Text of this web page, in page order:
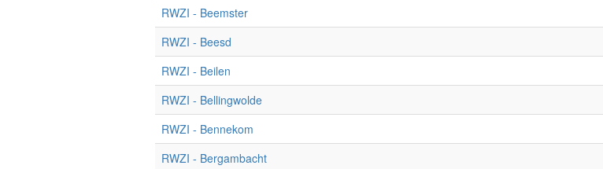
RWZI - Beemster
RWZI - Beesd
RWZI - Beilen
RWZI - Bellingwolde
RWZI - Bennekom
RWZI - Bergambacht